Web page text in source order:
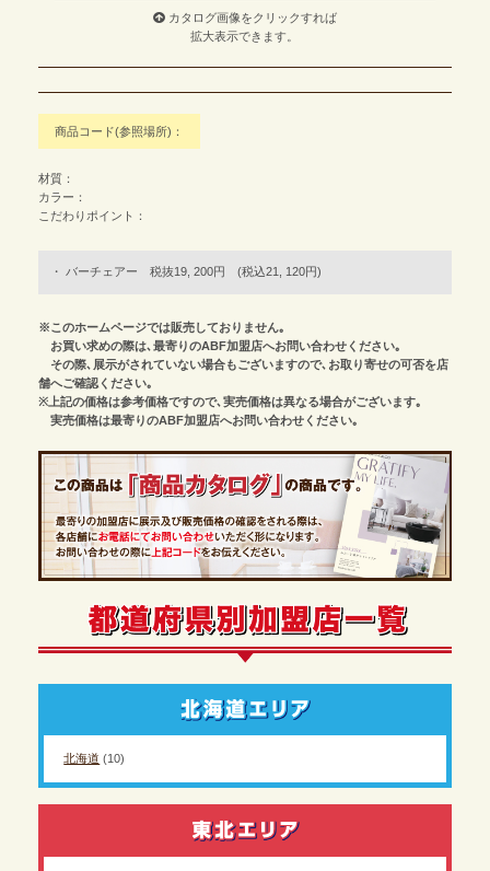
カタログ画像をクリックすれば
拡大表示できます。
商品コード(参照場所)：
材質：
カラー：
こだわりポイント：
バーチェアー 税抜19, 200円 (税込21, 120円)
※このホームページでは販売しておりません｡
お買い求めの際は､最寄りのABF加盟店へお問い合わせください｡
その際､展示がされていない場合もございますので､お取り寄せの可否を店
舗へご確認ください｡
※上記の価格は参考価格ですので､実売価格は異なる場合がございます｡
実売価格は最寄りのABF加盟店へお問い合わせください｡
北海道 (10)